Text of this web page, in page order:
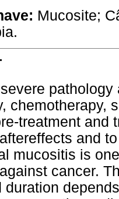
Mucosite;
chemotherapy,
treatment and
and
mucositis is
cancer.
duration